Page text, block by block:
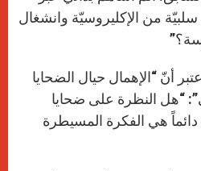
من الإكليروسيّة وانشغال
أنّ “الإهمال حيال الضحايا
“هل النظرة على ضحايا
دائماً هي الفكرة المسيطرة